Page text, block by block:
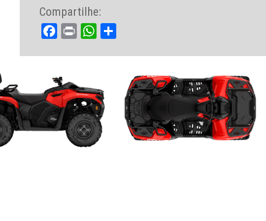
Compartilhe:
Facebook
PrintWhatsApp